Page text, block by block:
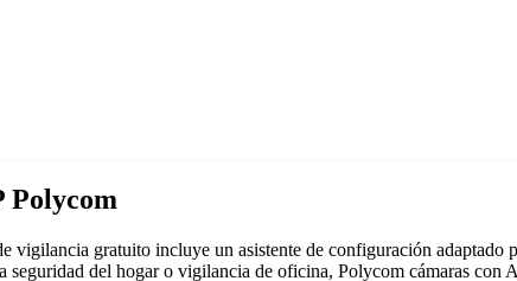
Polycom
vigilancia gratuito incluye un asistente de configuración
seguridad del hogar o vigilancia de oficina, Polycom cámaras